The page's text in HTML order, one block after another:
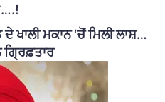
ਖਾਲੀ ਮਕਾਨ ‘ਚੋਂ ਮਿਲੀ ਲਾਸ਼…
ਗ੍ਰਿਫ਼ਤਾਰ